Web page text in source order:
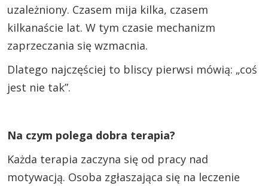
uzależniony. Czasem mija kilka, czasem
kilkanaście lat. W tym czasie mechanizm
zaprzeczania się wzmacnia.
Dlatego najczęściej to bliscy pierwsi mówią: „coś
jest nie tak”.
Na czym polega dobra terapia?
Każda terapia zaczyna się od pracy nad
motywacją. Osoba zgłaszająca się na leczenie